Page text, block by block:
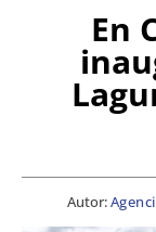
En
Autor: